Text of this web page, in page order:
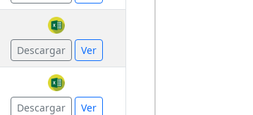
Descargar Ver
Descargar Ver